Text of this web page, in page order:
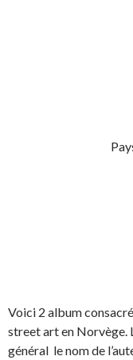
Voici 2 album
street art en Norvège.
général le nom de